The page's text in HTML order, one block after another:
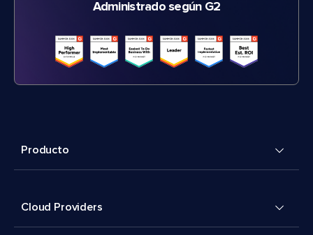
Administrado según G2
Producto
Cloud Providers